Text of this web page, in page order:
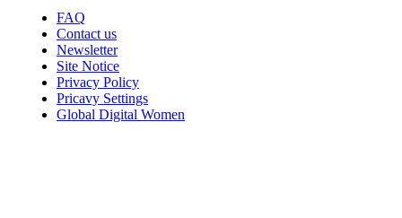
FAQ
Contact us
Newsletter
Site Notice
Privacy Policy
Pricavy Settings
Global Digital Women